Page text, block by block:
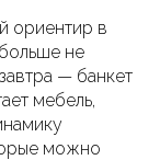
ориентир в
не
— банкет
мебель,
можно